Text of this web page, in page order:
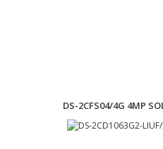
DS-2CFS04/4G 4MP